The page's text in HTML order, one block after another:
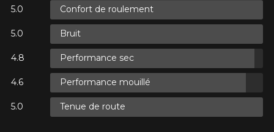
CODE PROMORABAIS10
POUR UN TEMPS LIMITÉ SUR
PLUS D'INFO
CODE PROMO
POUR UN TEMPS LIMITÉ SUR
PLUS D'INFO
PLUS D'INFO
Confort de roulement
Bruit
Performance sec
Performance mouillé
Tenue de route
KM parcourus
Style de conduite
VOICI LES DIMENSIONS POUR VOTRE VÉHICULE
Que magasinez-vous?